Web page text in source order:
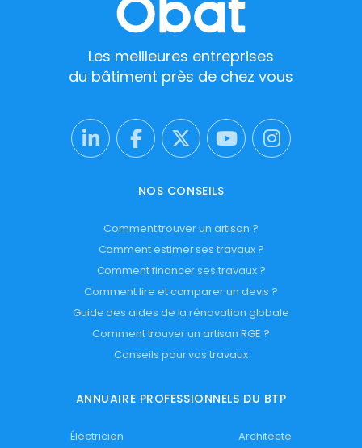
Les meilleures entreprises
du bâtiment près de chez vous
NOS CONSEILS
Comment trouver un artisan ?
Comment estimer ses travaux ?
Comment financer ses travaux ?
Comment lire et comparer un devis ?
Guide des aides de la rénovation globale
Comment trouver un artisan RGE ?
Conseils pour vos travaux
ANNUAIRE PROFESSIONNELS DU BTP
Éléctricien
Architecte